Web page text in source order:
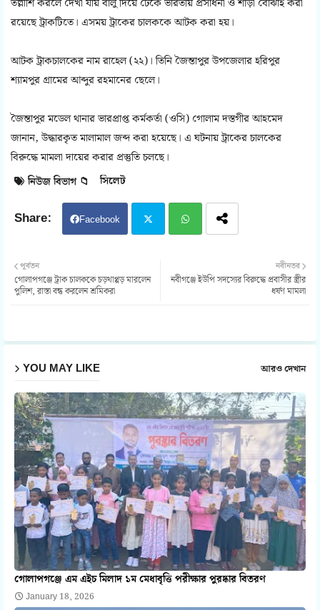
তল্লাশি করলে দেখা যায় বালু দিয়ে ঢেকে ভারতীয় প্রসাধনী ও শাড়ী বোঝাই করা
রয়েছে ট্রাকটিতে। এসময় ট্রাকের চালককে আটক করা হয়।
আটক ট্রাকচালকের নাম রাহেল (২২)। তিনি জৈন্তাপুর উপজেলার হরিপুর
শ্যামপুর গ্রামের আব্দুর রহমানের ছেলে।
জৈন্তাপুর মডেল থানার ভারপ্রাপ্ত কর্মকর্তা (ওসি) গোলাম দস্তগীর আহমেদ
জানান, উদ্ধারকৃত মালামাল জব্দ করা হয়েছে। এ ঘটনায় ট্রাকের চালকের
বিরুদ্ধে মামলা দায়ের করার প্রস্তুতি চলছে।
নিউজ বিভাগ 📁 সিলেট
Facebook
ter atsa
নবীনতর
নবীগঞ্জে ইউপি সদস্যের বিরুদ্ধে প্রবাসীর স্ত্রীর
ধর্ষণ মামলা
পূর্বতন
গোলাপগঞ্জে ট্রাক চালককে চড়থাপ্পড় মারলেন
পুলিশ, রাস্তা বন্ধ করলেন শ্রমিকরা
YOU MAY LIKE আরও দেখান
গোলাপগঞ্জে এম এইচ মিলাদ ১ম মেধাবৃত্তি পরীক্ষার পুরষ্কার বিতরণ
January 18, 2026